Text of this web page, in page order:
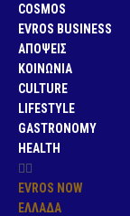
COSMOS
EVROS BUSINESS
ΑΠΟΨΕΙΣ
ΚΟΙΝΩΝΙΑ
CULTURE
LIFESTYLE
GASTRONOMY
HEALTH
EVROS NOW
ΕΛΛΑΔΑ